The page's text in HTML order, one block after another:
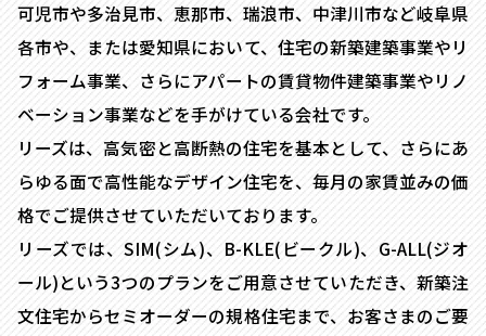
可児市や多治見市、恵那市、瑞浪市、中津川市など岐阜県
各市や、または愛知県において、住宅の新築建築事業やリ
フォーム事業、さらにアパートの賃貸物件建築事業やリノ
ベーション事業などを手がけている会社です。
リーズは、高気密と高断熱の住宅を基本として、さらにあ
らゆる面で高性能なデザイン住宅を、毎月の家賃並みの価
格でご提供させていただいております。
リーズでは、SIM(シム)、B-KLE(ビークル)、G-ALL(ジオ
ール)という3つのプランをご用意させていただき、新築注
文住宅からセミオーダーの規格住宅まで、お客さまのご要